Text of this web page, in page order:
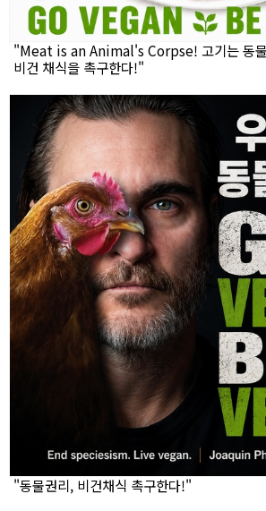
"Meat is an Animal's Corpse! 고기는 동
비건 채식을 촉구한다!"
"동물권리, 비건채식 촉구한다!"